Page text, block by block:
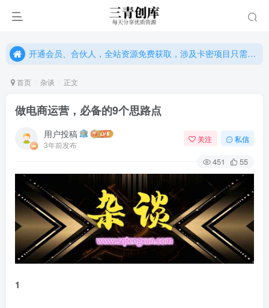
开通会员、合伙人，全站资源免费获取，涉及卡密项目只需单独购卡密（位置：网站右下悬浮按钮）
开通会员、合伙人，全站资源免费获取，涉及卡密项目只需单独购卡密（位置：网站右下悬浮按钮）
首页 杂谈 正文
做电商运营，必备的9个思路点
用户投稿
3年前发布
关注 私信
451 55
1